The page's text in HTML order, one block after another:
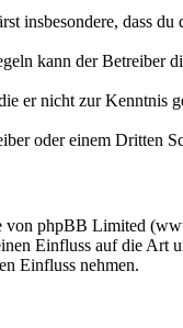
insbesondere, dass du
kann der Betreiber
er nicht zur Kenntnis
oder einem Dritten
von phpBB Limited
Einfluss auf die Art
Einfluss nehmen.